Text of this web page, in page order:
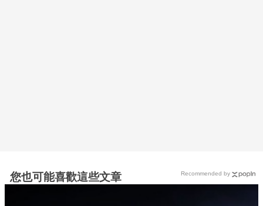
您也可能喜歡這些文章 Recommended by